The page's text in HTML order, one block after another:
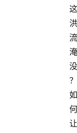
这
洪
流
淹
没
？
如
何
让